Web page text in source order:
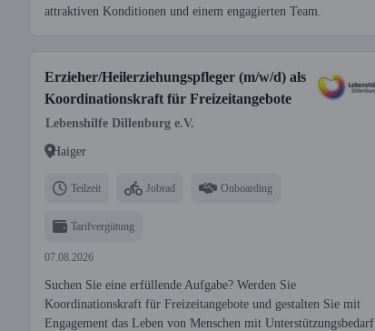
attraktiven Konditionen und einem engagierten Team.
Erzieher/Heilerziehungspfleger (m/w/d) als
Koordinationskraft für Freizeitangebote
Lebenshilfe Dillenburg e.V.
Haiger
Teilzeit Jobrad Onboarding
Tarifvergütung
07.08.2026
Suchen Sie eine erfüllende Aufgabe? Werden Sie
Koordinationskraft für Freizeitangebote und gestalten Sie mit
Engagement das Leben von Menschen mit Unterstützungsbedarf